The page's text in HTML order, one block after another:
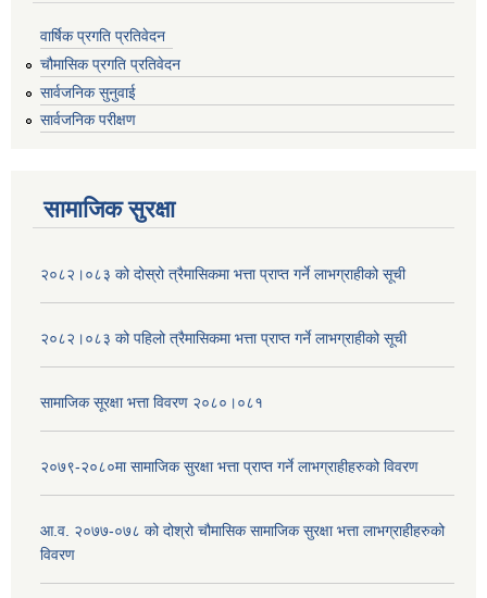
वार्षिक प्रगति प्रतिवेदन
चौमासिक प्रगति प्रतिवेदन
सार्वजनिक सुनुवाई
सार्वजनिक परीक्षण
सामाजिक सुरक्षा
२०८२।०८३ को दोस्रो त्रैमासिकमा भत्ता प्राप्‍त गर्ने लाभग्राहीको सूची
२०८२।०८३ को पहिलो त्रैमासिकमा भत्ता प्राप्‍त गर्ने लाभग्राहीको सूची
सामाजिक सूरक्षा भत्ता विवरण २०८०।०८१
२०७९-२०८०मा सामाजिक सुरक्षा भत्ता प्राप्त गर्ने लाभग्राहीहरुको विवरण
आ.व. २०७७-०७८ को दोश्रो चौमासिक सामाजिक सुरक्षा भत्ता लाभग्राहीहरुको
विवरण